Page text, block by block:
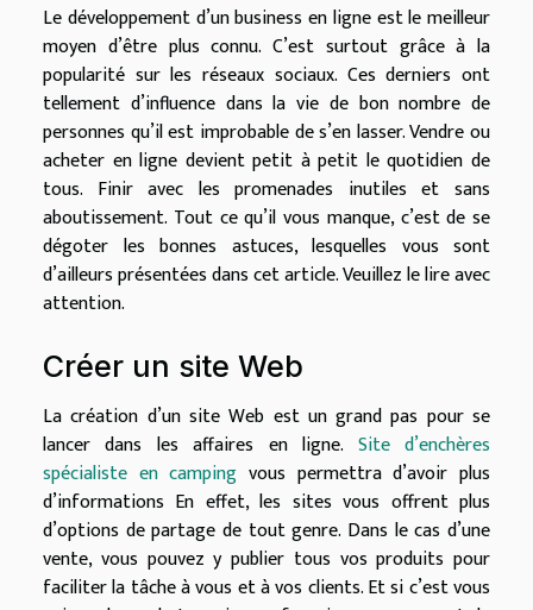
Le développement d’un business en ligne est le meilleur
moyen d’être plus connu. C’est surtout grâceà la
popularité sur les réseaux sociaux. Ces derniers ont
tellement d’influence dans la vie de bon nombre de
personnes qu’il est improbable de s’en lasser. Vendre ou
acheter en ligne devient petit àpetit le quotidien de
tous. Finir avec les promenades inutiles et sans
aboutissement. Tout ce qu’il vous manque, c’est de se
dégoter les bonnes astuces, lesquelles vous sont
d’ailleurs présentées dans cet article. Veuillez le lire avec
attention.
Créer un site Web
La création d’un site Web est un grand pas pour se
lancer dans les affaires en ligne. Site d’enchères
spécialiste en camping vous permettra d’avoir plus
d’informations En effet, les sites vous offrent plus
d’options de partage de tout genre. Dans le cas d’une
vente, vous pouvez y publier tous vos produits pour
faciliter la tâcheàvous etàvos clients. Et si c’est vous